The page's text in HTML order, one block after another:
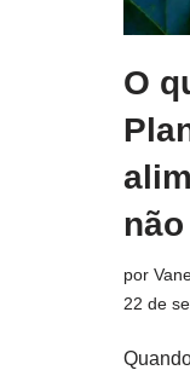
O
por
22 de